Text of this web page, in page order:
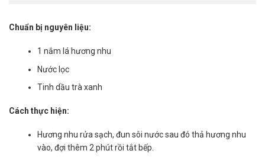
Chuẩn bị nguyên liệu:
1 nắm lá hương nhu
Nước lọc
Tinh dầu trà xanh
Cách thực hiện:
Hương nhu rửa sạch, đun sôi nước sau đó thả hương nhu
vào, đợi thêm 2 phút rồi tắt bếp.